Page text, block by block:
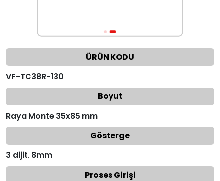
ÜRÜN KODU
VF-TC38R-130
Boyut
Raya Monte 35x85 mm
Gösterge
3 dijit, 8mm
Proses Girişi